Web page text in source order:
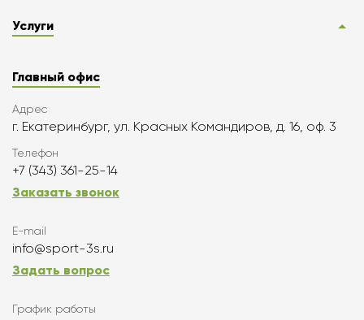
Услуги
Главный офис
Адрес
г. Екатеринбург, ул. Красных Командиров, д. 16, оф. 3
Телефон
+7 (343) 361-25-14
Заказать звонок
E-mail
info@sport-3s.ru
Задать вопрос
График работы